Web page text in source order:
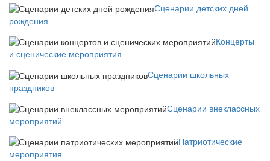
Сценарии детских дней
рождения
Концерты
и сценические мероприятия
Сценарии школьных
праздников
Сценарии внеклассных
мероприятий
Патриотические
мероприятия